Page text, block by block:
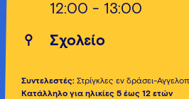
12:00 - 13:00
Σχολείο
Συντελεστές: Στρίγκλες εν δράσει-
Κατάλληλο για ηλικίες 5 έως 12 ετών